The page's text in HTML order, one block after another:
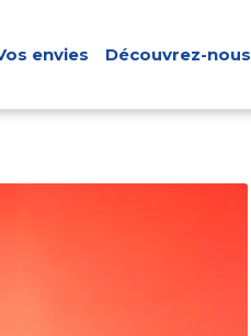
envies Découvrez-nous